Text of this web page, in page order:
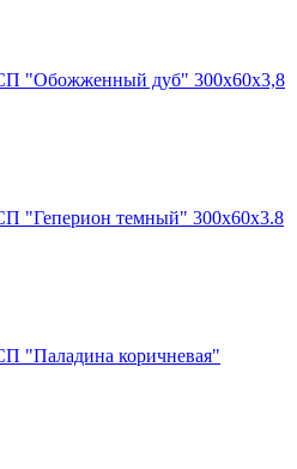
"Обожженный дуб" 300х60х3,8
"Геперион темный" 300x60x3.8
"Паладина коричневая"